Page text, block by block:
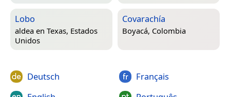
Lobo
aldea en Texas, Estados
Unidos
Covarachía
Boyacá, Colombia
Deutsch
Français